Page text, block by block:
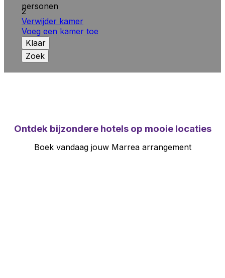
personen
2
Verwijder kamer
Voeg een kamer toe
Klaar
Zoek
Ontdek bijzondere hotelsop mooie locaties
Boek vandaag jouw Marrea arrangement